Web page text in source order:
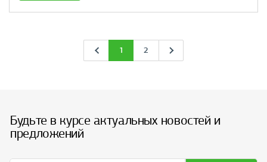
1 2
Будьте в курсе актуальных новостей и
предложений